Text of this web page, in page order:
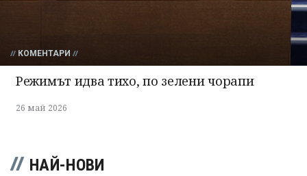
КОМЕНТАРИ
Режимът идва тихо, по зелени чорапи
26 май 2026
НАЙ-НОВИ